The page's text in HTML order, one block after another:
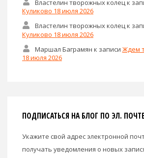
Властелин творожных колец к
Куликово 18 июля 2026
Властелин творожных колецк
Куликово 18 июля 2026
Маршал Баграмян к записи Ждем
18 июля 2026
ПОДПИСАТЬСЯ НА БЛОГ ПО ЭЛ. ПОЧТЕ
Укажите свой адрес электронной
получать уведомления о новых